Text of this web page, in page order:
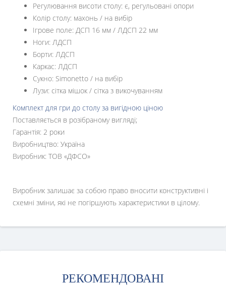
Регулювання висоти столу: є, регульовані опори
Колір столу: махонь / на вибір
Ігрове поле: ДСП 16 мм / ЛДСП 22 мм
Ноги: ЛДСП
Борти: ЛДСП
Каркас: ЛДСП
Сукно: Simonetto / на вибір
Лузи: сітка мішок / сітка з викочуванням
Комплект для гри до столу за вигідною ціною
Поставляється в розібраному вигляді;
Гарантія: 2 роки
Виробництво: Україна
Виробник: ТОВ «ДФСО»
Виробник залишає за собою право вносити конструктивні і
схемні зміни, які не погіршують характеристики в цілому.
РЕКОМЕНДОВАНІ